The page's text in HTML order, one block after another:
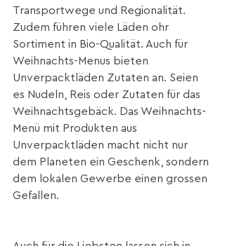
Transportwege und Regionalität.
Zudem führen viele Läden ohr
Sortiment in Bio-Qualität. Auch für
Weihnachts-Menus bieten
Unverpacktläden Zutaten an. Seien
es Nudeln, Reis oder Zutaten für das
Weihnachtsgebäck. Das Weihnachts-
Menü mit Produkten aus
Unverpacktläden macht nicht nur
dem Planeten ein Geschenk, sondern
dem lokalen Gewerbe einen grossen
Gefallen.